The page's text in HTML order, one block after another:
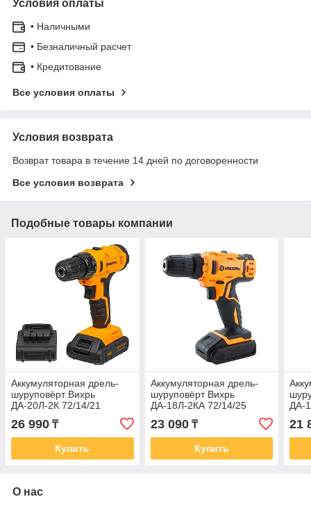
Условия оплаты
• Наличными
• Безналичный расчет
• Кредитование
Все условия оплаты
Условия возврата
Возврат товара в течение 14 дней по договоренности
Все условия возврата
Подобные товары компании
Аккумуляторная дрель-
шуруповёрт Вихрь
ДА-20Л-2К 72/14/21
26 990 ₸
Купить
Аккумуляторная дрель-
шуруповёрт Вихрь
ДА-18Л-2КА 72/14/25
23 090₸
Купить
ДА-
21
О нас